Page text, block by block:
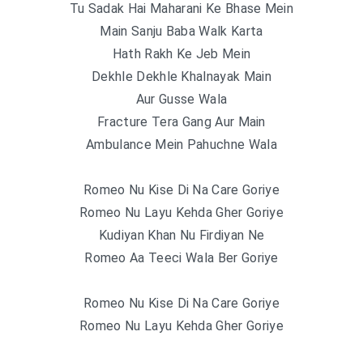
Tu Sadak Hai Maharani Ke Bhase Mein
Main Sanju Baba Walk Karta
Hath Rakh Ke Jeb Mein
Dekhle Dekhle Khalnayak Main
Aur Gusse Wala
Fracture Tera Gang Aur Main
Ambulance Mein Pahuchne Wala
Romeo Nu Kise Di Na Care Goriye
Romeo Nu Layu Kehda Gher Goriye
Kudiyan Khan Nu Firdiyan Ne
Romeo Aa Teeci Wala Ber Goriye
Romeo Nu Kise Di Na Care Goriye
Romeo Nu Layu Kehda Gher Goriye